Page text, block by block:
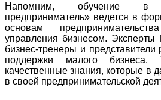
Напомним, обучение в
предприниматель» ведется в
основам
управления бизнесом.
бизнес-тренеры и представители
поддержки малого бизнеса.
качественные знания, которые в
в своей предпринимательской